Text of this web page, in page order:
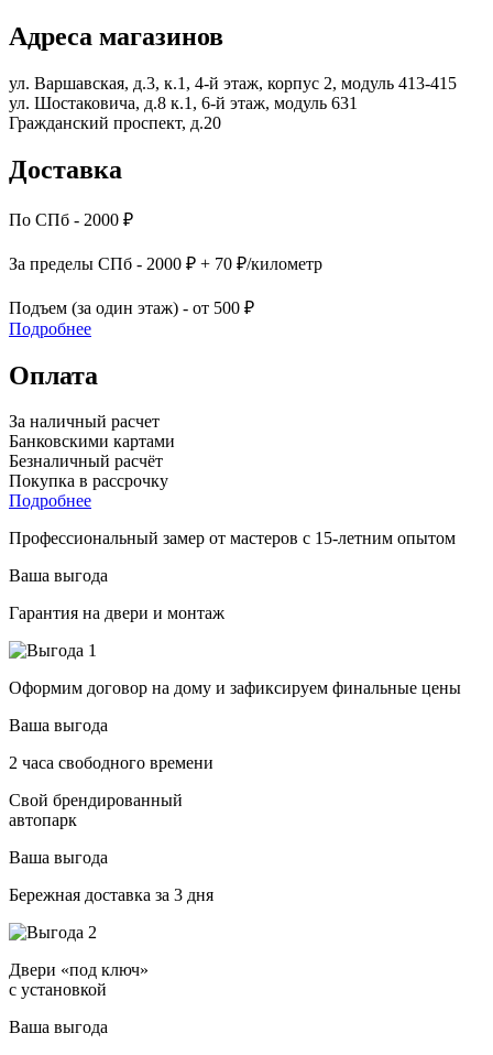
Адреса магазинов
ул. Варшавская, д.3, к.1, 4-й этаж, корпус 2, модуль 413-415
ул. Шостаковича, д.8 к.1, 6-й этаж, модуль 631
Гражданский проспект, д.20
Доставка
По СПб - 2000 ₽
За пределы СПб - 2000 ₽ + 70 ₽/километр
Подъем (за один этаж) - от 500 ₽
Подробнее
Оплата
За наличный расчет
Банковскими картами
Безналичный расчёт
Покупка в рассрочку
Подробнее
Профессиональный замер от мастеров с 15-летним опытом
Ваша выгода
Гарантия на двери и монтаж
Оформим договор на дому и зафиксируем финальные цены
Ваша выгода
2 часа свободного времени
Свой брендированный
автопарк
Ваша выгода
Бережная доставка за 3 дня
Двери «под ключ»
с установкой
Ваша выгода